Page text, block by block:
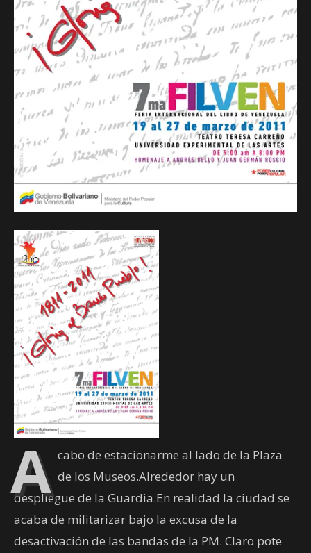
A cabo de estacionarme al lado de la Plaza
de los Museos.Alrededor hay un
despliegue de la Guardia.En realidad la ciudad se
acaba de militarizar bajo la excusa de la
desactivación de las bandas de la PM. Claro pote